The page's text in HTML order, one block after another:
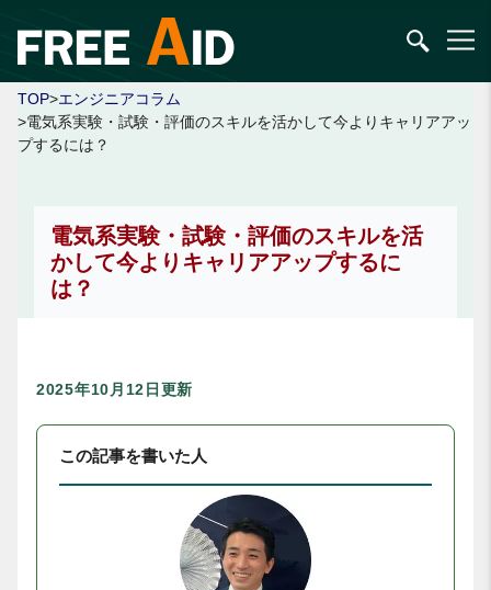
TOP>エンジニアコラム
>電気系実験・試験・評価のスキルを活かして今よりキャリアアッ
プするには？
電気系実験・試験・評価のスキルを活
かして今よりキャリアアップするに
は？
2025年10月12日更新
この記事を書いた人